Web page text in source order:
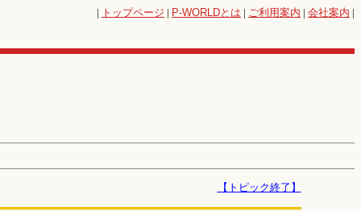
| トップページ | P-WORLDとは | ご利用案内 | 会社案内 |
【トピック終了】